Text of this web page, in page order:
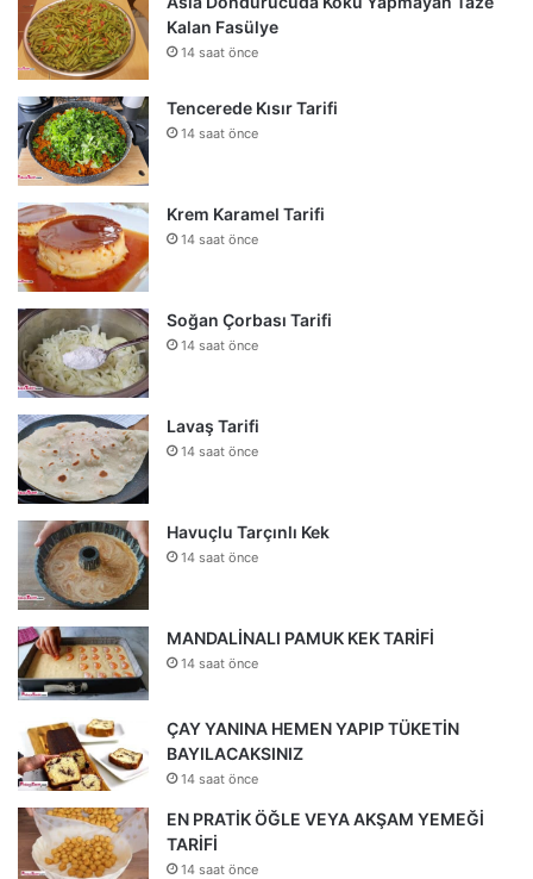
Kalan Fasülye
14 saat önce
Tencerede Kısır Tarifi
14 saat önce
Krem Karamel Tarifi
14 saat önce
Soğan Çorbası Tarifi
14 saat önce
Lavaş Tarifi
14 saat önce
Havuçlu Tarçınlı Kek
14 saat önce
MANDALİNALI PAMUK KEK TARİFİ
14 saat önce
ÇAY YANINA HEMEN YAPIP TÜKETİN
BAYILACAKSINIZ
14 saat önce
EN PRATİK ÖĞLE VEYA AKŞAM YEMEĞİ
TARİFİ
14 saat önce